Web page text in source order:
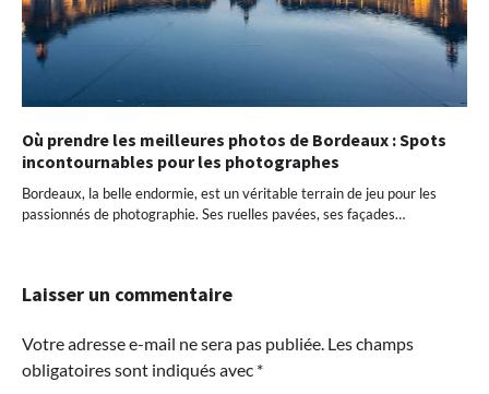
Où prendre les meilleures photos de Bordeaux : Spots
incontournables pour les photographes
Bordeaux, la belle endormie, est un véritable terrain de jeu pour les
passionnés de photographie. Ses ruelles pavées, ses façades…
Laisser un commentaire
Votre adresse e-mail ne sera pas publiée. Les champs
obligatoires sont indiqués avec *